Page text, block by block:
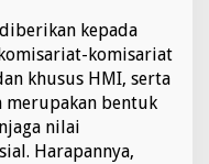
kepada
komisariat
khusus HMI, serta
merupakan bentuk
nilai
Harapannya,